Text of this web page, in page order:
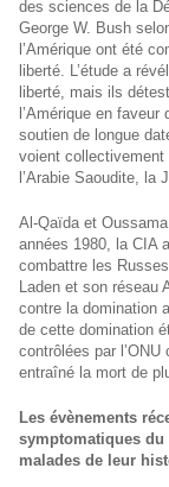
des sciences de la
George W. Bush
l’Amérique ont été
liberté. L’étude a
liberté, mais ils
l’Amérique en
soutien de longue
voient collectivement
l’Arabie Saoudite,
Al-Qaïda et
années 1980, la CIA
combattre les
Laden et son réseau
contre la domination
de cette domination
contrôlées par
entraîné la mort de
Les évènements
symptomatiques du
malades de leur